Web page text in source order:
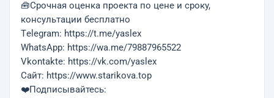
🧰Срочная оценка проекта по цене и сроку,
консультации бесплатно
Тelegram: https://t.me/yaslex
WhatsApp: https://wa.me/79887965522
Vkontakte: https://vk.com/yaslex
Cайт: https://www.starikova.top
❤️Подписывайтесь: